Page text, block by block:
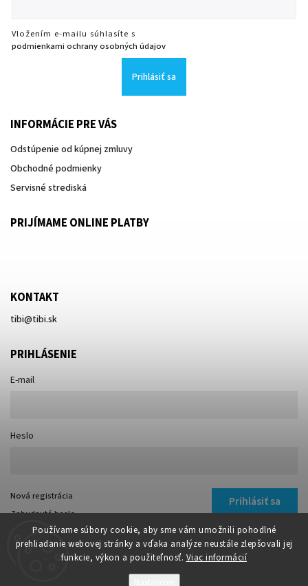
Používame súbory cookie, aby sme vám umožnili pohodlné
prehliadanie webovej stránky a vďaka analýze neustále zlepšovali jej
funkcie, výkon a použiteľnosť. Viac informácií
Vložením e-mailu súhlasíte s
podmienkami ochrany osobných údajov
Prihlásiť sa
INFORMÁCIE PRE VÁS
Odstúpenie od kúpnej zmluvy
Obchodné podmienky
Servisné strediská
PRIJÍMAME ONLINE PLATBY
KONTAKT
tibi@tibi.sk
PRIHLÁSENIE
E-mail
Heslo
Prihlásiť sa
Nová registrácia
Zabudnuté heslo